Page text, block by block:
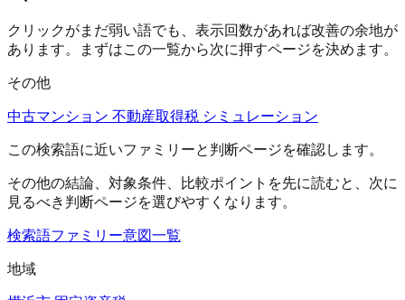
クリックがまだ弱い語でも、表示回数があれば改善の余地が
あります。まずはこの一覧から次に押すページを決めます。
その他
中古マンション 不動産取得税 シミュレーション
この検索語に近いファミリーと判断ページを確認します。
その他の結論、対象条件、比較ポイントを先に読むと、次に
見るべき判断ページを選びやすくなります。
検索語ファミリー意図一覧
地域